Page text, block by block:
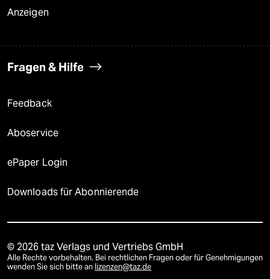
Anzeigen
Fragen & Hilfe
Feedback
Aboservice
ePaper Login
Downloads für Abonnierende
© 2026 taz Verlags und Vertriebs GmbH
Alle Rechte vorbehalten. Bei rechtlichen Fragen oder für Genehmigungen
wenden Sie sich bitte an lizenzen@taz.de